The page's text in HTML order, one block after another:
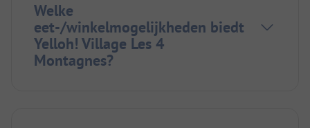
Welke
eet-/winkelmogelijkheden biedt
Yelloh! Village Les 4
Montagnes?